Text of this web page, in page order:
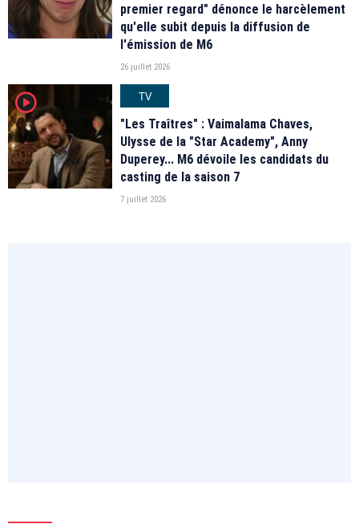
premier regard" dénonce le harcèlement
qu'elle subit depuis la diffusion de
l'émission de M6
26 juillet 2026
player2
TV
"Les Traîtres" : Vaimalama Chaves,
Ulysse de la "Star Academy", Anny
Duperey... M6 dévoile les candidats du
casting de la saison 7
7 juillet 2026